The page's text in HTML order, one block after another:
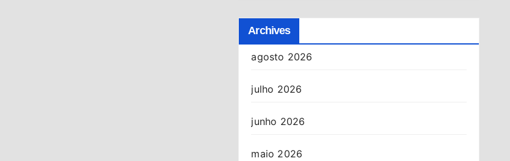
Archives
agosto 2026
julho 2026
junho 2026
maio 2026